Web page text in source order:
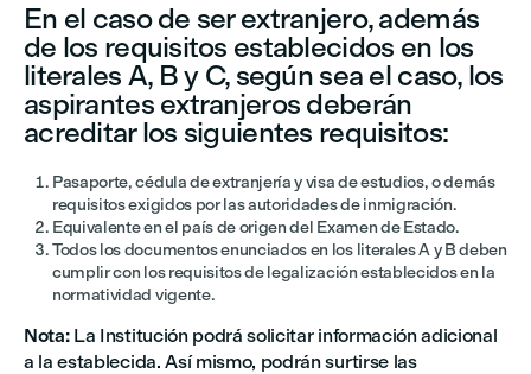
En el caso de ser extranjero, además
de los requisitos establecidos en los
literales A, B y C, según sea el caso, los
aspirantes extranjeros deberán
acreditar los siguientes requisitos:
Pasaporte, cédula de extranjería y visa de estudios, o demás
requisitos exigidos por las autoridades de inmigración.
Equivalente en el país de origen del Examen de Estado.
Todos los documentos enunciados en los literales A y B deben
cumplir con los requisitos de legalización establecidos en la
normatividad vigente.
Nota:La Institución podrá solicitar información adicional
a la establecida. Así mismo, podrán surtirse las